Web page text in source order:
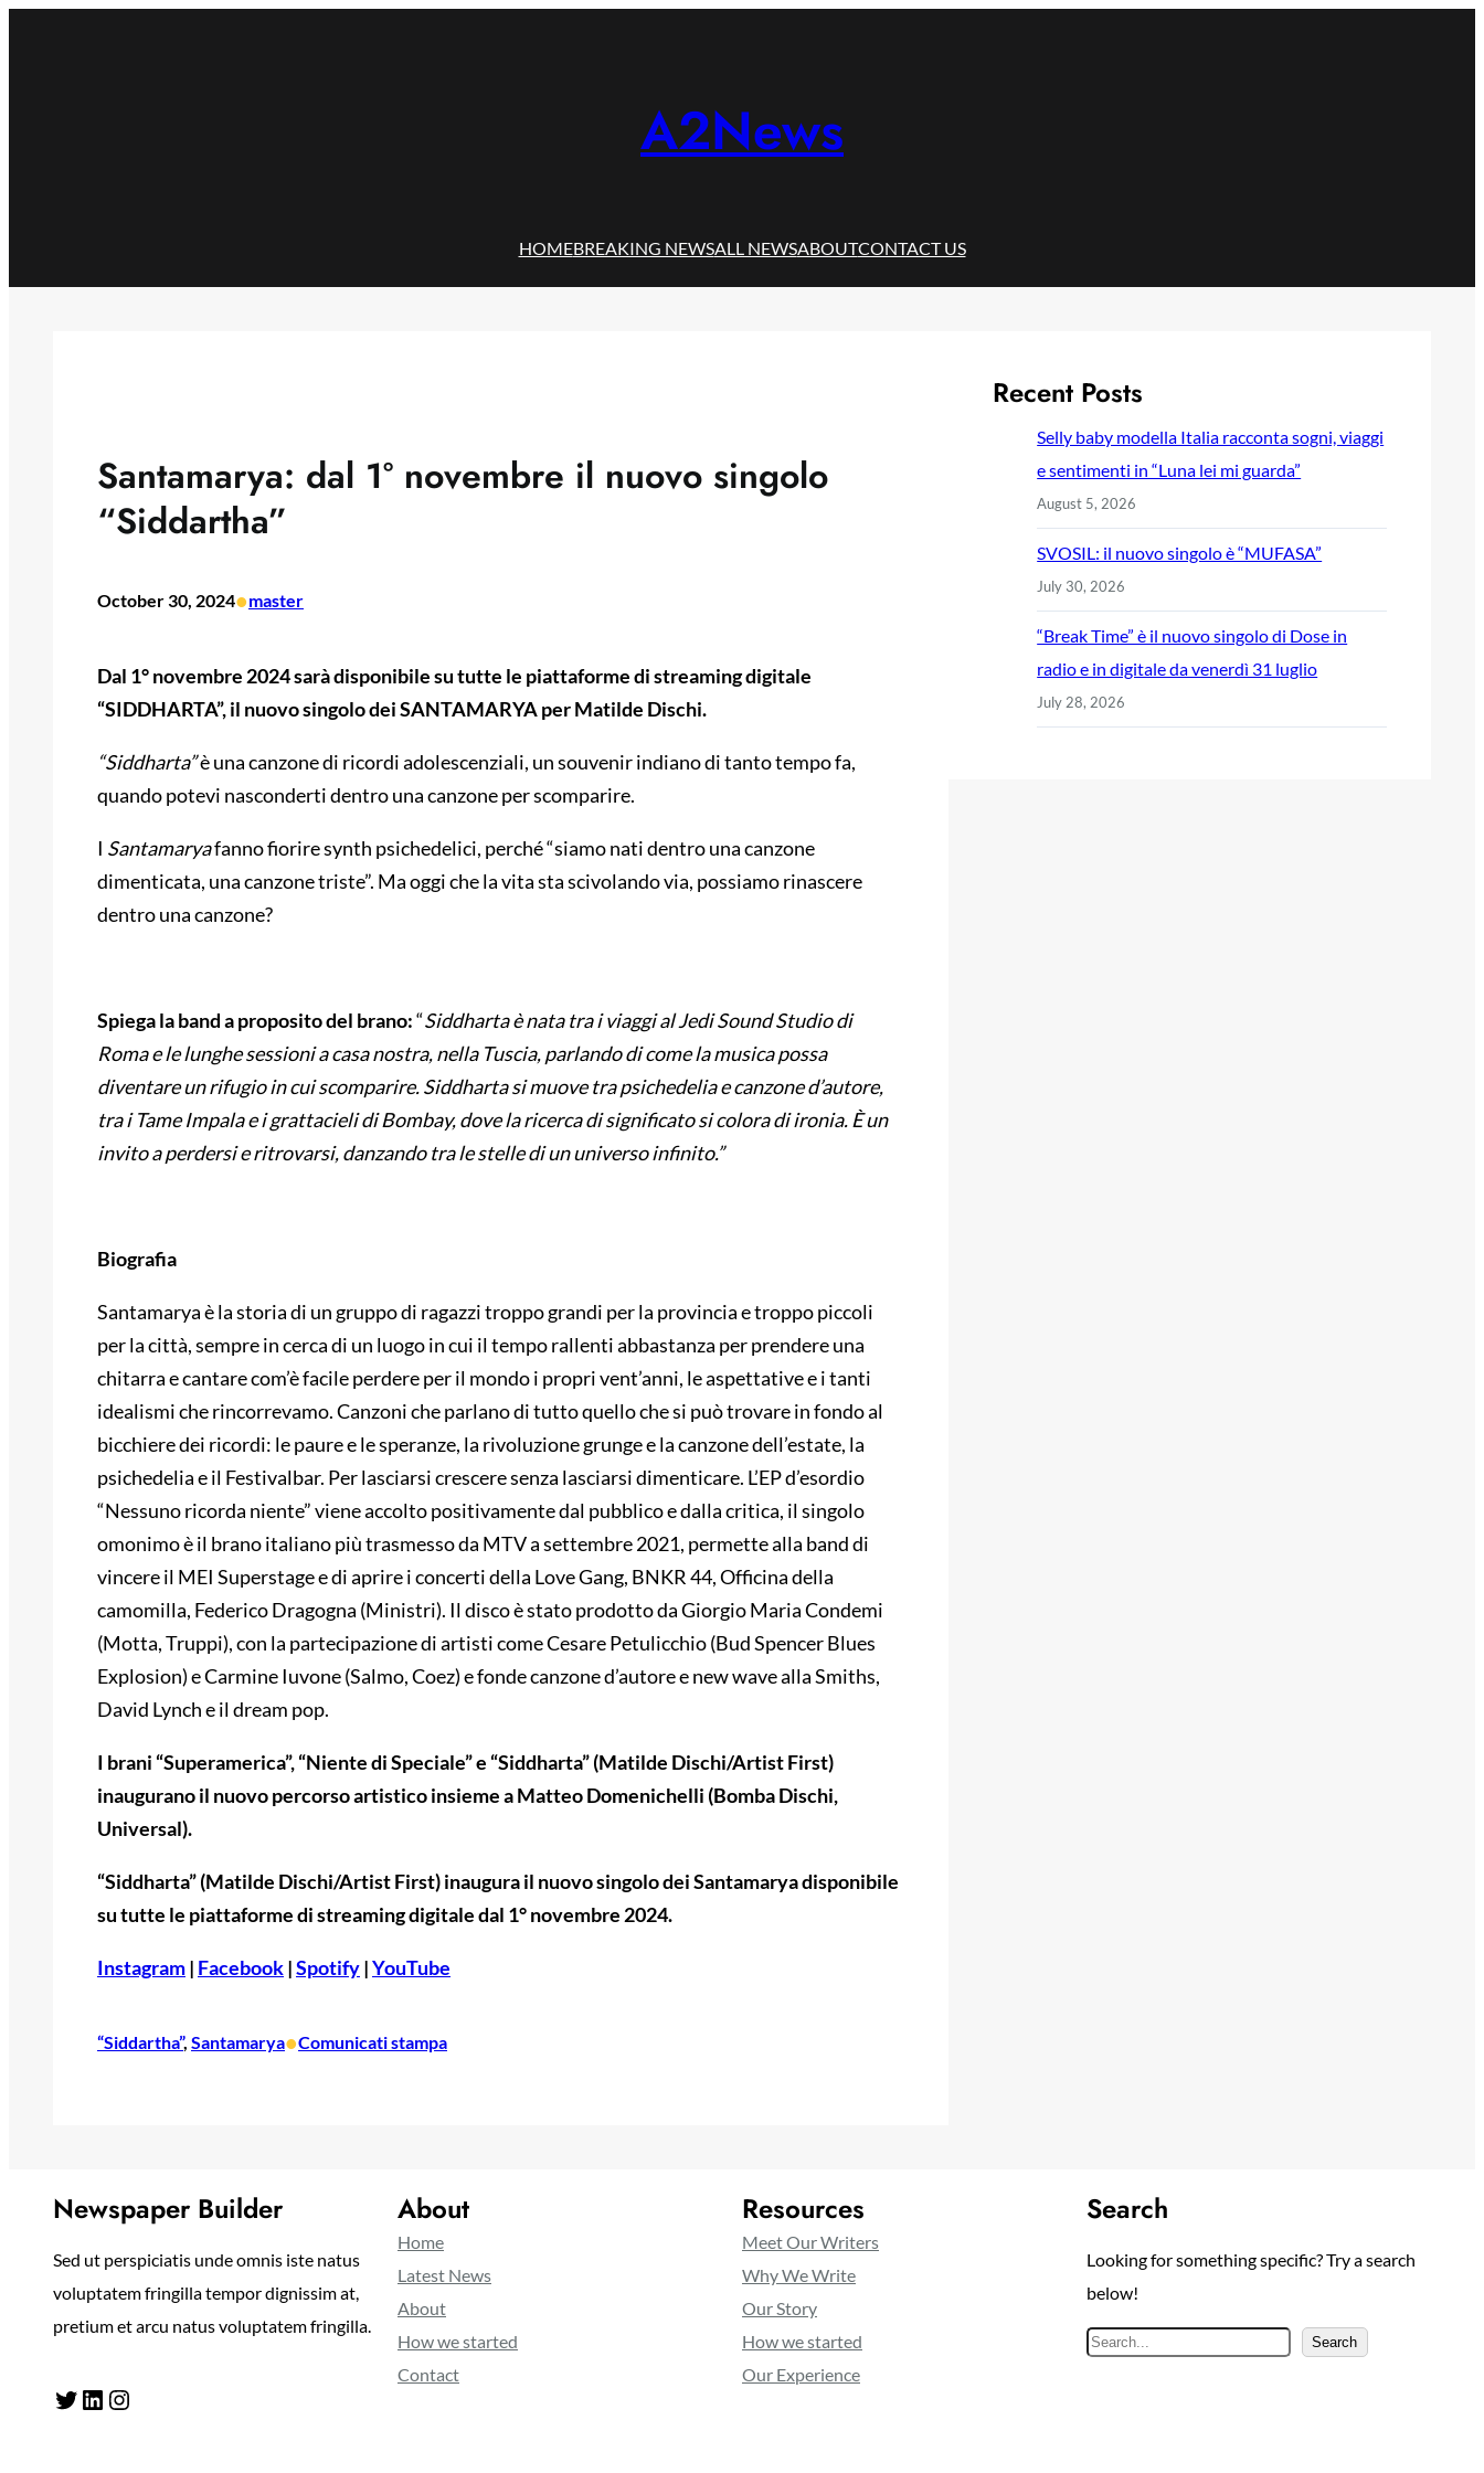
A2News
HOMEBREAKING NEWSALL NEWSABOUTCONTACT US
Santamarya: dal 1° novembre il nuovo singolo
“Siddartha”
October 30, 2024•master
Dal 1° novembre 2024 sarà disponibile su tutte le piattaforme di streaming digitale
“SIDDHARTA”, il nuovo singolo dei SANTAMARYA per Matilde Dischi.
“Siddharta”è una canzone di ricordi adolescenziali, un souvenir indiano di tanto tempo fa,
quando potevi nasconderti dentro una canzone per scomparire.
I Santamaryafanno fiorire synth psichedelici, perché “siamo nati dentro una canzone
dimenticata, una canzone triste”. Ma oggi che la vita sta scivolando via, possiamo rinascere
dentro una canzone?
Spiega la band a proposito del brano:“Siddharta è natatra i viaggi alJedi Sound Studio di
Romae le lunghe sessioni a casa nostra, nella Tuscia, parlandodi come la musica possa
diventare un rifugio in cui scomparire.Siddhartasi muove tra psichedelia e canzone d’autore,
tra i Tame Impala e i grattacieli di Bombay,dove la ricerca di significato si colora di ironia. È un
invito a perdersi e ritrovarsi, danzando tra le stelle di un universo infinito.”
Biografia
Santamarya è la storia di un gruppo di ragazzi troppo grandi per la provincia e troppo piccoli
per la città, sempre in cerca di un luogo in cui il tempo rallenti abbastanza per prendere una
chitarra e cantare com’è facile perdere per il mondo i propri vent’anni, le aspettative e i tanti
idealismi che rincorrevamo. Canzoni che parlano di tutto quello che si può trovare in fondo al
bicchiere dei ricordi: le paure e le speranze, la rivoluzione grunge e la canzone dell’estate, la
psichedelia e il Festivalbar. Per lasciarsi crescere senza lasciarsi dimenticare. L’EP d’esordio
“Nessuno ricorda niente” viene accolto positivamente dal pubblico e dalla critica, il singolo
omonimo è il brano italiano più trasmesso da MTV a settembre 2021, permette alla band di
vincere il MEI Superstage e di aprire i concerti della Love Gang, BNKR 44, Officina della
camomilla, Federico Dragogna (Ministri). Il disco è stato prodotto da Giorgio Maria Condemi
(Motta, Truppi), con la partecipazione di artisti come Cesare Petulicchio (Bud Spencer Blues
Explosion) e Carmine Iuvone (Salmo, Coez) e fonde canzone d’autore e new wave alla Smiths,
David Lynch e il dream pop.
I brani “Superamerica”, “Niente di Speciale” e “Siddharta” (Matilde Dischi/Artist First)
inaugurano il nuovo percorso artistico insieme a Matteo Domenichelli (Bomba Dischi,
Universal).
“Siddharta” (Matilde Dischi/Artist First) inaugura il nuovo singolo dei Santamarya disponibile
su tutte le piattaforme di streaming digitale dal 1° novembre 2024.
Instagram| Facebook|Spotify|YouTube
“Siddartha”, Santamarya•Comunicati stampa
Recent Posts
Selly baby modella Italia racconta sogni, viaggi
e sentimenti in “Luna lei mi guarda”
August 5, 2026
SVOSIL: il nuovo singolo è “MUFASA”
July 30, 2026
“Break Time” è il nuovo singolo di Dose in
radio e in digitale da venerdì 31 luglio
July 28, 2026
Newspaper Builder
Sed ut perspiciatis unde omnis iste natus
voluptatem fringilla tempor dignissim at,
pretium et arcu natus voluptatem fringilla.
Twitter LinkedIn Instagram
About
Home
Latest News
About
How we started
Contact
Resources
Meet Our Writers
Why We Write
Our Story
How we started
Our Experience
Search
Looking for something specific? Try a search
below!
S
Search